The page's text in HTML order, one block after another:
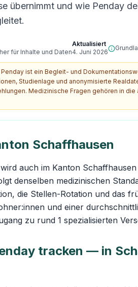
übernimmt und wie Penday
für Inhalte und Daten
Aktualisiert
4. Juni 2026
Penday ist ein Begleit- und
Studienlage und anonymisierte
Medizinische Fragen gehören in die
Schaffhausen
auch im Kanton
denselben medizinischen
die Stellen-Rotation und das
und einer
zu rund 1 spezialisierten
tracken — in